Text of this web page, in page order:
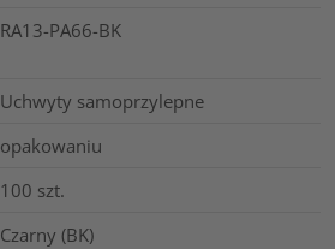
RA13-PA66-BK
Uchwyty samoprzylepne
opakowaniu
100 szt.
Czarny (BK)